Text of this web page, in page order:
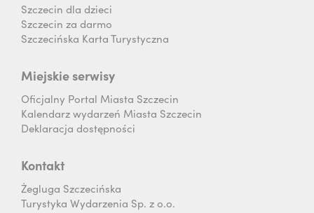
Szczecin dla dzieci
Szczecin za darmo
Szczecińska Karta Turystyczna
Miejskie serwisy
Oficjalny Portal Miasta Szczecin
Kalendarz wydarzeń Miasta Szczecin
Deklaracja dostępności
Kontakt
Żegluga Szczecińska
Turystyka Wydarzenia Sp. z o.o.